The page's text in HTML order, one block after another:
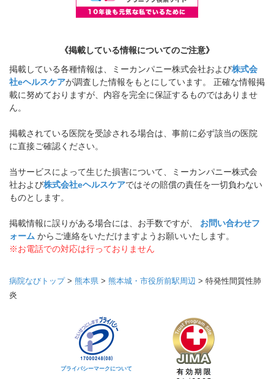
《掲載している情報についてのご注意》
掲載している各種情報は、ミーカンパニー株式会社および株式会
社eヘルスケアが調査した情報をもとにしています。 正確な情報掲
載に努めておりますが、内容を完全に保証するものではありませ
ん。
掲載されている医院を受診される場合は、事前に必ず該当の医院
に直接ご確認ください。
当サービスによって生じた損害について、ミーカンパニー株式会
社および株式会社eヘルスケアではその賠償の責任を一切負わない
ものとします。
掲載情報に誤りがある場合には、お手数ですが、 お問い合わせフ
ォーム からご連絡をいただけますようお願いいたします。
※お電話での対応は行っておりません
病院なびトップ> 熊本県 > 熊本城・市役所前駅周辺 > 特発性間質性肺
炎
プライバシーマークについて